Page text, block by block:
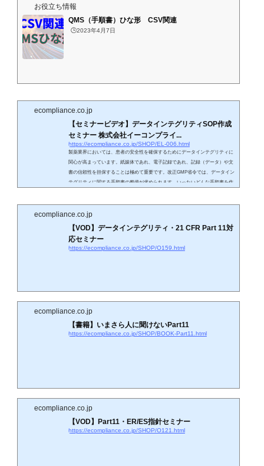
お役立ち情報
QMS（手順書）ひな形 CSV関連
🕒️2023年4月7日
ecompliance.co.jp
【セミナービデオ】データインテグリティSOP作成
セミナー 株式会社イーコンプライ...
https://ecompliance.co.jp/SHOP/EL-006.html
製薬業界においては、患者の安全性を確保するためにデータインテグリティに
関心が高まっています。紙媒体であれ、電子記録であれ、記録（データ）や文
書の信頼性を担保することは極めて重要です。改正GMP省令では、データイン
テグリティに関する手順書の整備が求められます。いったいどんな手順書を作
の手順書にデータインテグリティを保証するための手順を埋め込んでいかなけ
ecompliance.co.jp
【VOD】データインテグリティ・21 CFR Part 11対
応セミナー
https://ecompliance.co.jp/SHOP/O159.html
ecompliance.co.jp
【書籍】いまさら人に聞けないPart11
https://ecompliance.co.jp/SHOP/BOOK-Part11.html
ecompliance.co.jp
【VOD】Part11・ER/ES指針セミナー
https://ecompliance.co.jp/SHOP/O121.html